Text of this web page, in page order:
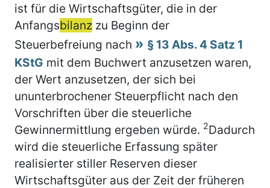
ist für die Wirtschaftsgüter, die in der
Anfangsbilanz zu Beginn der
Steuerbefreiung nach
§ 13 Abs. 4 Satz 1
KStG mit dem Buchwert anzusetzen waren,
der Wert anzusetzen, der sich bei
ununterbrochener Steuerpflicht nach den
Vorschriften über die steuerliche
Gewinnermittlung ergeben würde. 2Dadurch
wird die steuerliche Erfassung später
realisierter stiller Reserven dieser
Wirtschaftsgüter aus der Zeit der früheren